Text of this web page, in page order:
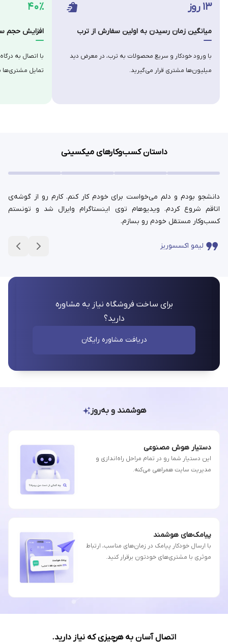
۴۰٪
افزایش حجم
با اتصال به
تمایل
۱۳ روز
میانگین زمان رسیدن به اولین سفارش از ترب
با ورود خودکار و سریع محصولات به ترب، در معرض دید
میلیون‌ها مشتری قرار می‌گیرید.
داستان کسب‌وکارهای میکسینی
دانشجو بودم و دلم می‌خواست برای خودم کار کنم. کارم رو از گوشه‌ی
اتاقم شروع کردم. ویدیوهام توی اینستاگرام وایرال شد و تونستم
کسب‌وکار مستقل خودم رو بسازم.
لیمو اکسسوریز
برای ساخت فروشگاه نیاز به مشاوره
دارید؟
دریافت مشاوره رایگان
هوشمند و به‌روز
دستیار هوش مصنوعی
این دستیار شما رو در تمام مراحل راه‌اندازی و
مدیریت سایت همراهی می‌کنه.
پیامک‌های هوشمند
با ارسال خودکار پیامک در زمان‌های مناسب، ارتباط
موثری با مشتری‌های خودتون برقرار کنید.
اتصال آسان به هرچیزی که نیاز دارید.